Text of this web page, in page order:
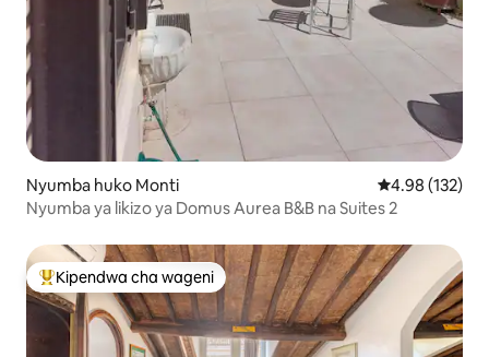
Nyumba huko Monti Ukadiriaji wa
4.98 (132)
Nyumba ya likizo ya Domus Aurea B&B na Suites 2
Kipendwa maarufu cha wageni
Kipendwa cha wageni